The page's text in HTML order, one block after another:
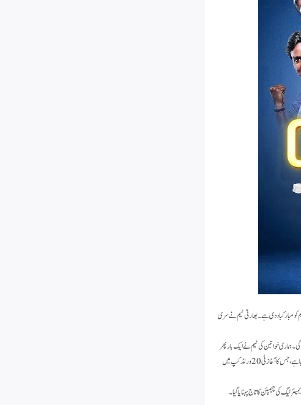
ٹیم کو مبارکباد دی ہے۔ بھارتی ٹیم نے سری
گی۔ ہماری خواتین کی ٹیم نے ایک بار پھر
دکھایا ہے کہ صحیح ذہنیت، حمایت، یقین اور اجتماعی جذبے کے ساتھ وہ ناقابل تسخیر ہیں!ہندوستان میں خواتین کی کرکٹ کے لیے یہ ایک قابل ذکر سال رہا ہے، جس کا آغاز ٹی 20 ورلڈ کپ میں
لیگ کی چیمپئن کا تاج پہنایا گیا۔